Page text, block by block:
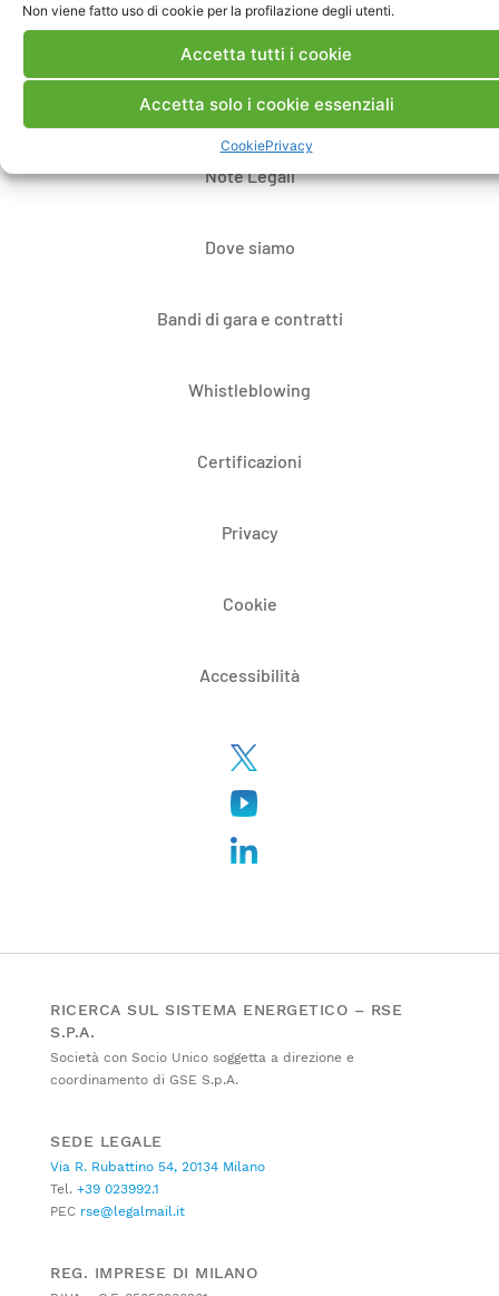
Non viene fatto uso di cookie per la profilazione degli utenti.
Accetta tutti i cookie
Accetta solo i cookie essenziali
CookiePrivacy
Contatti
Note Legali
Dove siamo
Bandi di gara e contratti
Whistleblowing
Certificazioni
Privacy
Cookie
Accessibilità
RICERCA SUL SISTEMA ENERGETICO – RSE
S.P.A.
Società con Socio Unico soggetta a direzione e
coordinamento di GSE S.p.A.
SEDE LEGALE
Via R. Rubattino 54, 20134 Milano
Tel. +39 023992.1
PEC rse@legalmail.it
REG. IMPRESE DI MILANO